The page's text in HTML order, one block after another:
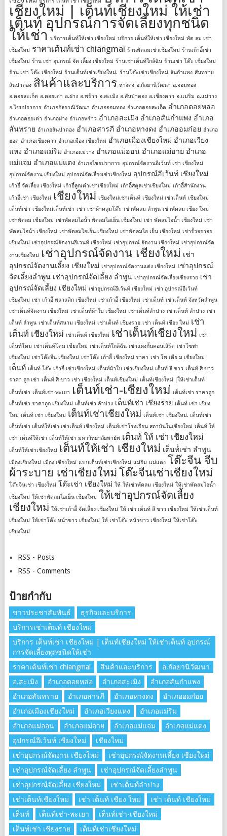
เชียงใหม่ | เต็นท์เชียงใหม่ ให้เช่า
เต็นท์ อุปกรณ์การจัดเลี้ยงทุกชนิด
ให้เช่า บริการเต็นท์ให้เช่า เชียงใหม่ บริการ เต็นท์ให้เช่า เชียงใหม่ พัด ลม เช่า
เชียงใหม่ ราคาเต้นท์เช่า chiangmai ร้านพัดลมเช่าเชียงใหม่ ร้านเก้าอี้เช่า
เชียงใหม่ ร้าน เช่า อุปกรณ์ จัด เลี้ยง เชียงใหม่ ร้านเช่าเต็นท์ใกล้ฉัน ร้านเช่า โต๊ะ เชียงใหม่
ร้าน เช่า โต๊ะ เชียงใหม่ ร้านเต็นท์เช่าเชียงใหม่. ร้านโต๊ะเช่าเชียงใหม่ สันกำแพง สันทราย
สันป่าตอง สินค้าและบริการ หางดง อ.กัลยานิวัฒนา อ.จอมทอง
อ.ดอยสะเก็ด อ.ดอยเต่า อ.ฝาง อ.พร้าว อ.สะเมิง อ.สันป่าตอง อ.เชียงดาว อ.แม่ริม อ.แม่วาง
อ.ไชยปราการ อำเภอกัลยาณิวัฒนา อำเภอจอมทอง อำเภอดอยสะเก็ด อำเภอดอยหล่อ
อำเภอดอยเต่า อำเภอฝาง อำเภอพร้าว อำเภอสะเมิง อำเภอสันกำแพง อำเภอ
สันทราย อำเภอสันป่าตอง อำเภอสารภี อำเภอหางดง อำเภออมก๋อย อำเภอ
ฮอด อำเภอเชียงดาว อำเภอเมือง เชียงใหม่ อำเภอเมืองเชียงใหม่ อำเภอเวียง
แหง อำเภอแม่ริม อำเภอแม่วาง อำเภอแม่ออน อำเภอแม่อาย อำเภอ
แม่แจ่ม อำเภอแม่แตง อำเภอไชยปราการ อุปกรณ์จัดงานอีเว้นท์ เช่า เชียงใหม่
อุปกรณ์จัดงาน เชียงใหม่ อุปกรณ์จัดเลี้ยงเช่าเชียงใหม่ อุปกรณ์อีเว้นท์ เชียงใหม่
เก้าอี้ จัดเลี้ยง เชียงใหม่ เก้าอี้ลูกเต๋าเช่าเชียงใหม่ เก้าอี้สตูลเช่าเชียงใหม่ เก้าอี้สํานักงาน
เก้าอี้เช่า เชียงใหม่ เชียงใหม่ เชียงใหม่เช่าเต็นท์ เชียงใหม่ เช่าเต็นท์ เชียงใหม่
เต็นท์เช่า เชียงใหม่เต็นท์เช่า เช่า เช่าผ้าคลุมโต๊ะ เช่าพัดลม ลำพูน เช่าพัดลม เชียง ใหม่
เช่าพัดลม เชียงใหม่ เช่าพัดลมไอน้ำ พัดลมไอเย็น เชียงใหม่ เช่า พัดลมไอน้ำ เชียงใหม่ เช่า
พัดลมไอน้ํา เชียงใหม่ เช่าพัดลมไอเย็น เชียงใหม่ เช่าพัดลมไอ เย็น เชียงใหม่ เช่ารั้วจราจร
เชียงใหม่ เช่าอุปกรณ์จัดงานอีเวนท์ เชียงใหม่ เช่าอุปกรณ์ จัดงาน เชียงใหม่ เช่าอุปกรณ์จัด
งานเชียงใหม่ เช่าอุปกรณ์จัดงาน เชียงใหม่ เช่า
อุปกรณ์จัดงานเลี้ยง เชียงใหม่ เช่าอุปกรณ์จัดงานแต่ง เชียงใหม่ เช่าอุปกรณ์
จัดเลี้ยงลําพูน เช่าอุปกรณ์จัดเลี้ยง ลําพูน เช่าอุปกรณ์จัดเลี้ยงเชียงราย เช่า
อุปกรณ์จัดเลี้ยง เชียงใหม่ เช่าอุปกรณ์อีเว้นท์ เชียงใหม่ เช่า อุปกรณ์อีเว้นท์
เชียงใหม่ เช่า เก้าอี้ พลาสติก เชียงใหม่ เช่าเก้าอี้ เชียงใหม่ เช่าเต็นท์ เช่าเต็นท์ จังหวัดลำพูน
เช่าเต็นท์จัดงาน เชียงใหม่ เช่าเต็นท์ผ้าใบ เชียงใหม่ เช่าเต็นท์ลำปาง เช่าเต็นท์ ลําปาง เช่า
เต็นท์ ลําพูน เช่าเต็นท์สนาม เชียงใหม่ เช่าเต็นท์ เชียงราย เช่า เต็นท์ เชียง ใหม่ เช่า
เต็นท์ เชียงใหม่ เช่าเต็นท์ เชียงใหม่ เช่าเต็นท์เชียงใหม่ เช่า
เต็นท์โดม เช่าเต็นท์โดม เชียงใหม่ เช่าเต็นท์ใกล้ฉัน เช่าแผงกั้นคอนเสิร์ต เช่าโซฟา
เชียงใหม่ เช่าโต๊ะจีน เชียงใหม่ เช่าโต๊ะ เก้าอี้ เชียงใหม่ ราคา เช่า โพ เดีย ม เชียงใหม่
เต็นท์ เต็นท์-โต๊ะ-เก้าอี้-เช่าเชียงใหม่ เต็นท์ผ้าใบ เช่าเชียงใหม่ เต็นท์ สี ขาว เต็นท์ สี ขาว
ราคา ถูก เช่า เต็นท์ สี ขาว เช่า เชียงใหม่ เต็นท์เชียงใหม่ เต็นท์เชียงใหม่ |ให้เช่าเต็นท์
เต็นท์เช่า เต็นท์เช่า-พะเยา เต็นท์เช่า-เชียงใหม่ เต็นท์เช่า ราคาถูก
เต็นท์เช่า ราคาถูก เชียงใหม่ เต็นท์เช่า ลำปาง เต็นท์เช่า เชียงราย เต็นท์ เช่า เชียง
ใหม่ เต็นท์ เช่า เชียงใหม่ เต็นท์เช่าเชียงใหม่ เต็นท์เช่า เชียงใหม่. เต็นท์เช่า
เต็นท์เช่า เต็นท์ให้เช่า เช่าเต็นท์ เชียงใหม่ เต็นท์เช่าโรงเรียน สถาบันในเชียงใหม่ เต็นท์ ให้
เช่า เต็นท์ให้เช่า เต็นท์ให้เช่า มหาวิทยาลัยพายัพ เต็นท์ ให้ เช่า เชียงใหม่
เต็นท์ให้เช่าเชียงใหม่ เต็นท์ให้เช่า เชียงใหม่ เต็นท์่เช่า ลำพูน
เมืองเชียงใหม่ เมือง เชียงใหม่ แบบเต็นท์เช่าเชียงใหม่ แม่ริม แม่แตง โต๊ะจีน จีบ
ผ้าระบาย เช่าเชียงใหม่ โต๊ะจีนเช่าเชียงใหม่
โต๊ะจีนเช่า เชียงใหม่ โต๊ะเช่า เชียงใหม่ ให้ ให้เช่าพัดลม เชียงใหม่ ให้เช่าพัดลมไอน้ำ
เชียงใหม่ ให้เช่าพัดลมไอเย็น เชียงใหม่ ให้เช่าอุปกรณ์จัดเลี้ยง
เชียงใหม่ ให้เช่าเก้าอี้ จัดเลี้ยง เชียงใหม่ ให้ เช่า เต็นท์ สี ขาว เชียงใหม่ ให้เช่าเต็นท์
เชียงใหม่ ให้เช่าโต๊ะ หน้าขาว เชียงใหม่ ให้ เช่าโต๊ะ หน้าขาว เชียงใหม่ ให้เช่าโต๊ะ
เชียงใหม่
RSS - Posts
RSS - Comments
ป้ายกำกับ
ข่าวประชาสัมพันธ์
ธุรกิจและบริการ
บริการเช่าเต็นท์ เชียงใหม่
บริการ เต็นท์เช่า เชียงใหม่ | เต็นท์เชียงใหม่ ให้เช่าเต็นท์ อุปกรณ์
การจัดเลี้ยงทุกชนิดให้เช่า
ราคาเต้นท์เช่า chiangmai
สินค้าและบริการ
อ.กัลยานิวัฒนา
อ.สะเมิง
อำเภอดอยหล่อ อำเภอสะเมิง
อำเภอสันกำแพง
อำเภอสันทราย
อำเภอสารภี อำเภอหางดง
อำเภออมก๋อย
อำเภอเมืองเชียงใหม่
อำเภอเวียงแหง
อำเภอแม่ริม
อำเภอแม่ออน
อำเภอแม่อาย อำเภอแม่แจ่ม
อำเภอแม่แตง
อุปกรณ์อีเว้นท์ เชียงใหม่
เชียงใหม่
เช่าอุปกรณ์จัดงาน เชียงใหม่
เช่าอุปกรณ์จัดงานเลี้ยง เชียงใหม่
เช่าอุปกรณ์จัดเลี้ยง ลําพูน
เช่าอุปกรณ์จัดเลี้ยงลําพูน
เช่าอุปกรณ์จัดเลี้ยง เชียงใหม่
เช่าเต็นท์ลำปาง
เช่าเต็นท์เชียงใหม่
เช่า เต็นท์ เชียง ใหม่
เช่า เต็นท์ เชียงใหม่
เต็นท์
เต็นท์เช่า-พะเยา
เต็นท์เช่า-เชียงใหม่
เต็นท์เช่า เชียงราย
เต็นท์เช่าเชียงใหม่